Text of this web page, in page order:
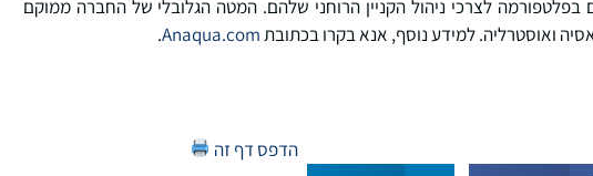
לצרכי ניהול הקניין הרוחני שלהם. המטה הגלובלי של החברה ממוקם
ואוסטרליה. למידע נוסף, אנא בקרו בכתובתAnaqua.com
.
הדפס דף זה